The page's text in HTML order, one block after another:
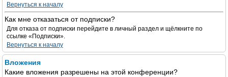
Вернуться к началу
Как мне отказаться от подписки?
Для отказа от подписки перейдите в личный раздел и щёлкните по
ссылке «Подписки».
Вернуться к началу
Вложения
Какие вложения разрешены на этой конференции?